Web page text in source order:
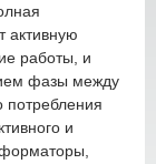
активную
работы, и
фазы между
потребления
и